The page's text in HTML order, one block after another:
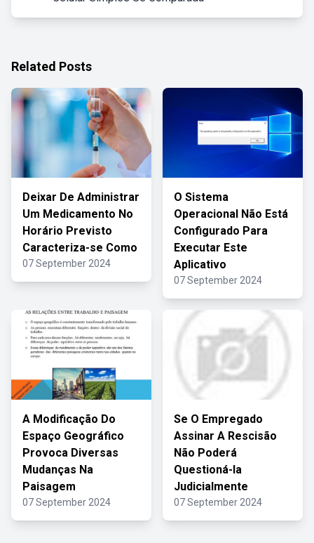
Related Posts
Deixar De Administrar
Um Medicamento No
Horário Previsto
Caracteriza-se Como
07 September 2024
O Sistema
Operacional Não Está
Configurado Para
Executar Este
Aplicativo
07 September 2024
A Modificação Do
Espaço Geográfico
Provoca Diversas
Mudanças Na
Paisagem
07 September 2024
Se O Empregado
Assinar A Rescisão
Não Poderá
Questioná-la
Judicialmente
07 September 2024